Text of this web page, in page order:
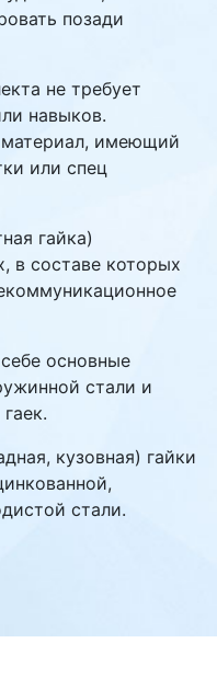
позади
не требует
навыков.
материал, имеющий
или спец
гайка)
в составе которых
основные
стали и
кузовная) гайки
стали.